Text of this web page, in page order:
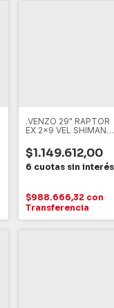
.VENZO 29" RAPTOR
EX 2x9 VEL SHIMANO
HIDRAULICO
$1.149.612,00
$988.666,32 con
Transferencia